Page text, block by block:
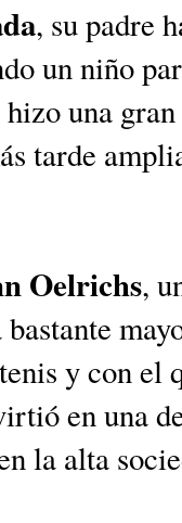
, su padre
un niño
hizo una
tarde
Oelrichs,
y con el
en una
la alta